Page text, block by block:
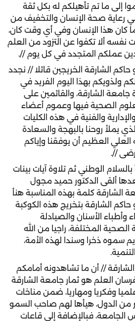
إلى ما تم تأهيلكم له بكل ثقة
رعاية صحة الإنسان والتخفيف من
كان هذا الإنسان وفي أي وقت كان،
ألا تكفوا عن التزود من العلم
عملكم المتجدد في كل يوم //.
الشارقة الخريجين قائلا // نجدد
لكم ولذويكم بهذا اليوم الفريد في
جامعة الشارقة، والقائمين على
الصحية فيها وعموم أعضاء
والفنية في هذه الكليات
يملأ روحنا بالبهجة والسعادة
العلي العظيم أن يوفقنا وإياكم
//.
الوطني ثم تلاوة آيات بينات
ألقى الدكتور حميد مجول
الشارقة كلمة بهذه المناسبة هنأ
الشارقة بتخريج هذه الكوكبة
وأطباء الأسنان والصيادلة
المختلفة، راجيا من الله
سموه ذخرا وسندا لهذه الأمة،
// أن ما تشاهدونه أمامكم
العلم هو ثمار جامعة الشارقة
وفكريا ومهاريا، ضمن مناخات
من الدول، هيأها لهم صاحب السمو
الجامعة، فبالإضافة إلى قاعات